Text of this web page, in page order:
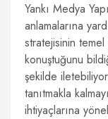
Yankı Medya
anlamalarına
stratejisinin
konuştuğunu
şekilde
tanıtmakla
ihtiyaçlarına